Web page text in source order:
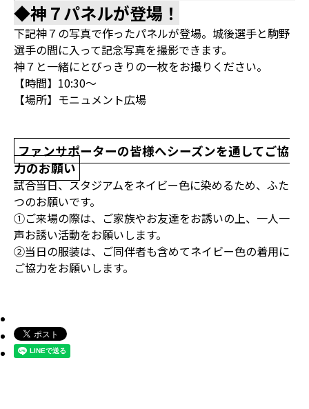
◆神７パネルが登場！
下記神７の写真で作ったパネルが登場。城後選手と駒野
選手の間に入って記念写真を撮影できます。
神７と一緒にとびっきりの一枚をお撮りください。
【時間】10:30～
【場所】モニュメント広場
ファンサポーターの皆様へシーズンを通してご協
力のお願い
試合当日、スタジアムをネイビー色に染めるため、ふた
つのお願いです。
①ご来場の際は、ご家族やお友達をお誘いの上、一人一
声お誘い活動をお願いします。
②当日の服装は、ご同伴者も含めてネイビー色の着用に
ご協力をお願いします。